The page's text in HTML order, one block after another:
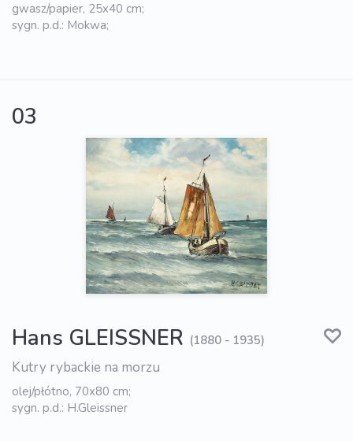
gwasz/papier, 25x40 cm;
sygn. p.d.: Mokwa;
03
Hans GLEISSNER (1880 - 1935)
Kutry rybackie na morzu
olej/płótno, 70x80 cm;
sygn. p.d.: H.Gleissner